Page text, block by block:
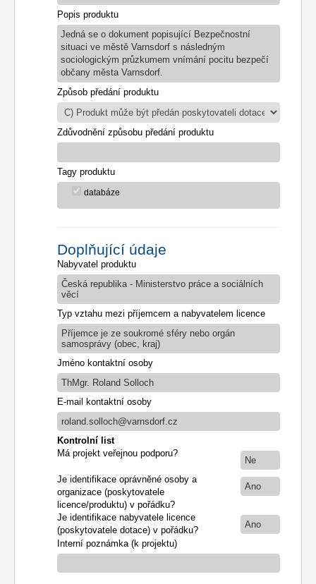
Popis produktu
Jedná se o dokument popisující Bezpečnostní
situaci ve městě Varnsdorf s následným
sociologickým průzkumem vnímání pocitu bezpečí
občany města Varnsdorf.
Způsob předání produktu
Zdůvodnění způsobu předání produktu
Tagy produktu
databáze
Doplňující údaje
Nabyvatel produktu
Česká republika - Ministerstvo práce a sociálních
věcí
Typ vztahu mezi příjemcem a nabyvatelem licence
Příjemce je ze soukromé sféry nebo orgán
samosprávy (obec, kraj)
Jméno kontaktní osoby
ThMgr. Roland Solloch
E-mail kontaktní osoby
roland.solloch@varnsdorf.cz
Kontrolní list
Má projekt veřejnou podporu?
Ne
Je identifikace oprávněné osoby a
organizace (poskytovatele
licence/produktu) v pořádku?
Ano
Je identifikace nabyvatele licence
(poskytovatele dotace) v pořádku?
Ano
Interní poznámka (k projektu)